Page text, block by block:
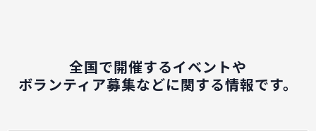
全国で開催するイベントや
ボランティア募集などに関する情報です。